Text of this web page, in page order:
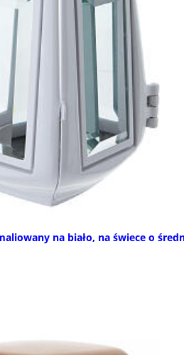
na biało, na świece o